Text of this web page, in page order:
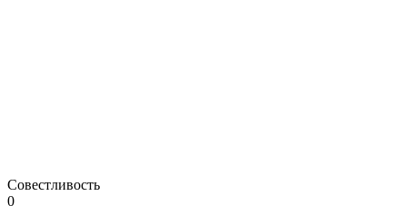
Совестливость
0